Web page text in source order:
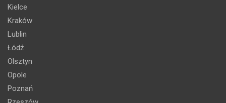
Kielce
Kraków
Lublin
Łódź
Olsztyn
Opole
Poznań